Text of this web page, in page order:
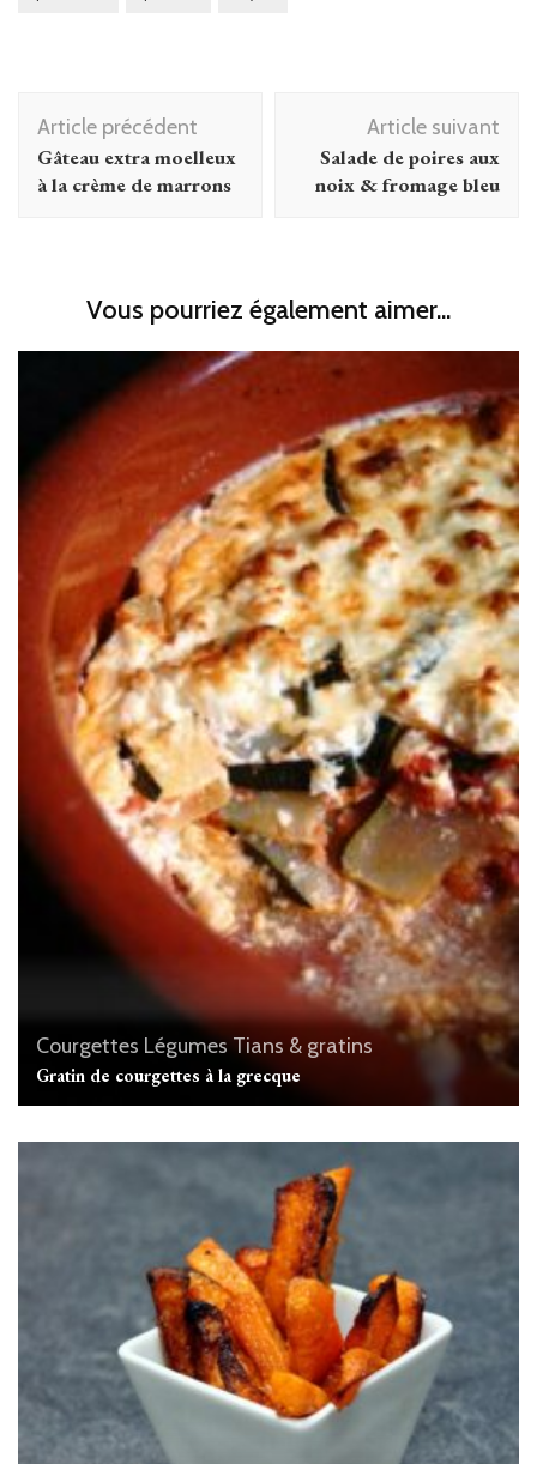
Navigation
d'article
Article précédent
Gâteau extra moelleux
à la crème de marrons
Article suivant
Salade de poires aux
noix & fromage bleu
Vous pourriez également aimer...
Courgettes LégumesTians & gratins
Gratin de courgettes à la grecque